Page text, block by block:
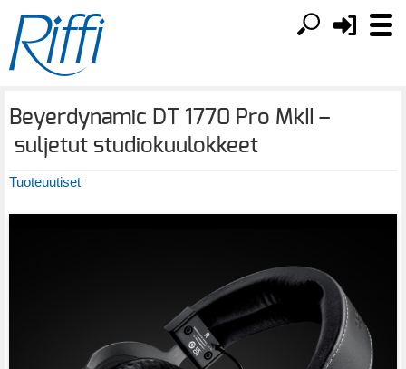
Beyerdynamic DT 1770 Pro MkII –
suljetut studiokuulokkeet
Tuoteuutiset